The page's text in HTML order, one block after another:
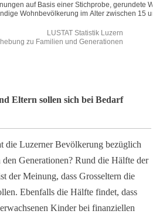
auf Basis einer Stichprobe, gerundete
Wohnbevölkerung im Alter zwischen 15 und
LUSTAT Statistik Luzern
zu Familien und Generationen
Eltern sollen sich bei Bedarf
die Luzerner Bevölkerung bezüglich
Generationen? Rund die Hälfte der
der Meinung, dass Grosseltern die
Ebenfalls die Hälfte findet, dass
Kinder bei finanziellen